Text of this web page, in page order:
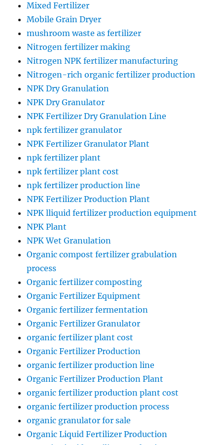
Mixed Fertilizer
Mobile Grain Dryer
mushroom waste as fertilizer
Nitrogen fertilizer making
Nitrogen NPK fertilizer manufacturing
Nitrogen-rich organic fertilizer production
NPK Dry Granulation
NPK Dry Granulator
NPK Fertilizer Dry Granulation Line
npk fertilizer granulator
NPK Fertilizer Granulator Plant
npk fertilizer plant
npk fertilizer plant cost
npk fertilizer production line
NPK Fertilizer Production Plant
NPK lliquid fertilizer production equipment
NPK Plant
NPK Wet Granulation
Organic compost fertilizer grabulation
process
Organic fertilizer composting
Organic Fertilizer Equipment
Organic fertilizer fermentation
Organic Fertilizer Granulator
organic fertilizer plant cost
Organic Fertilizer Production
organic fertilizer production line
Organic Fertilizer Production Plant
organic fertilizer production plant cost
organic fertilizer production process
organic granulator for sale
Organic Liquid Fertilizer Production